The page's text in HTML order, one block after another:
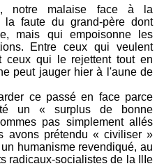
notre malaise face à la
la faute du grand-père dont
mais qui empoisonne les
Entre ceux qui veulent
ceux qui le rejettent tout en
peut jauger hier à l'aune de
ce passé en face parce
un « surplus de bonne
pas simplement allés
avons prétendu « civiliser »
humanisme revendiqué, au
radicaux-socialistes de la IlIe